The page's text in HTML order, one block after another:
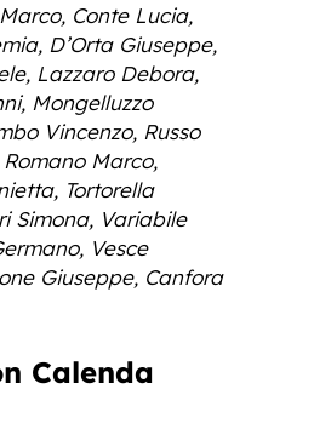
Conte Lucia,
D’Orta Giuseppe,
Lazzaro Debora,
Mongelluzzo
Vincenzo, Russo
Marco,
Tortorella
Simona, Variabile
Vesce
Giuseppe, Canfora
Calenda